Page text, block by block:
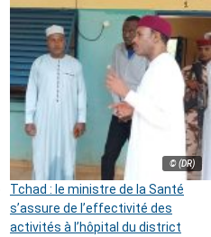
© (DR)
Tchad : le ministre de la Santé
s’assure de l’effectivité des
activités à l’hôpital du district